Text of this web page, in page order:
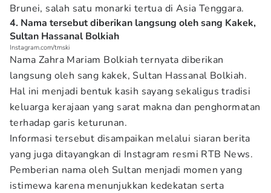
Brunei, salah satu monarki tertua di Asia Tenggara.
4. Nama tersebut diberikan langsung oleh sang Kakek,
Sultan Hassanal Bolkiah
Instagram.com/tmski
Nama Zahra Mariam Bolkiah ternyata diberikan
langsung oleh sang kakek, Sultan Hassanal Bolkiah.
Hal ini menjadi bentuk kasih sayang sekaligus tradisi
keluarga kerajaan yang sarat makna dan penghormatan
terhadap garis keturunan.
Informasi tersebut disampaikan melalui siaran berita
yang juga ditayangkan di Instagram resmi RTB News.
Pemberian nama oleh Sultan menjadi momen yang
istimewa karena menunjukkan kedekatan serta